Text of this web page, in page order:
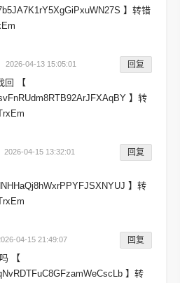
】转错
2026-04-13 15:05:01 回复
回 【
】转
2026-04-15 13:32:01 回复
】转
04-15 21:49:07 回复
【
】转